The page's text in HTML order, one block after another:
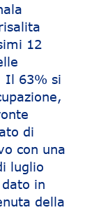
12
Il 63% si
di
con una
luglio
in
della